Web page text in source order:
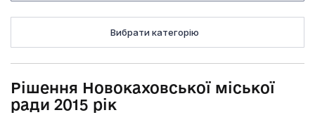
Вибрати категорію
Рішення Новокаховської міської
ради 2015 рік